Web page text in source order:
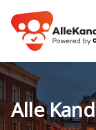
Alle